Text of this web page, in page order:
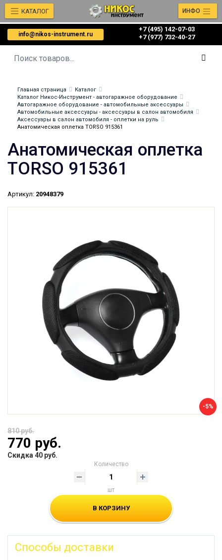
info@nikos-instrument.ru
+7 (495) 142-07-03
‎‎+7 (977) 732-40-27
КАТАЛОГ ИНФО
Главная страница
Каталог
Каталог Никос-Инструмент - автогаражное оборудование
Автогаражное оборудование - автомобильные аксессуары
Автомобильные аксессуары - аксессуары в салон автомобиля
Аксессуары в салон автомобиля - оплетки на руль
Анатомическая оплетка TORSO 915361
Анатомическая оплетка
TORSO 915361
Артикул: 20948379
-5%
810 руб.
770 руб.
Скидка 40 руб.
Количество
шт
В КОРЗИНУ
Способы доставки